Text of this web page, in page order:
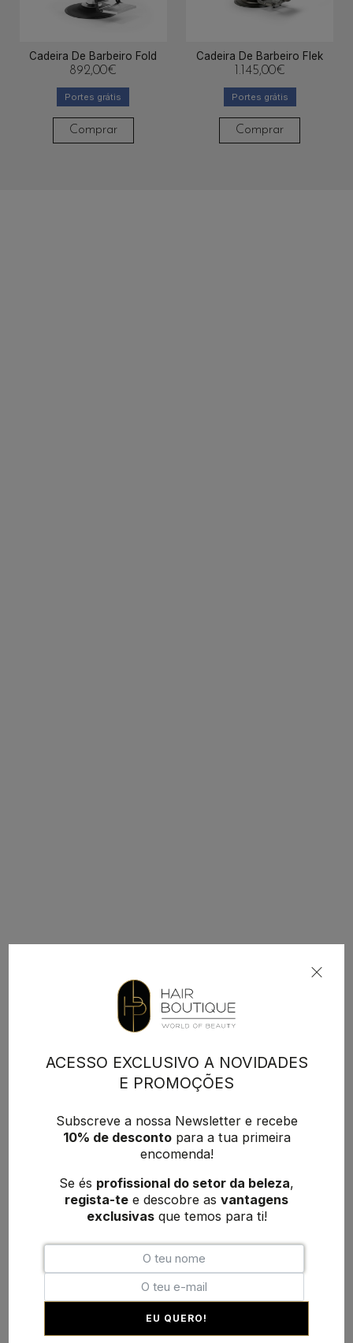
Cadeira De Barbeiro Fold
892,00€
Portes grátis
Comprar
Cadeira De Barbeiro Flek
1.145,00€
Portes grátis
Comprar
ACESSO EXCLUSIVO A NOVIDADES
E PROMOÇÕES
Subscreve a nossa Newsletter e recebe
10% de descontopara a tua primeira
encomenda!
Se és profissional do setor da beleza,
regista-te e descobre as vantagens
exclusivasque temos para ti!
EU QUERO!